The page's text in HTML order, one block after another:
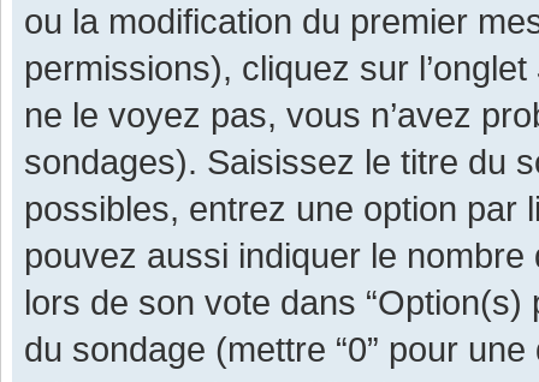
ou la modification du premier
permissions), cliquez sur l’onglet
ne le voyez pas, vous n’avez
sondages). Saisissez le titre du
possibles, entrez une option par
pouvez aussi indiquer le
lors de son vote dans “Option(s)
du sondage (mettre “0” pour